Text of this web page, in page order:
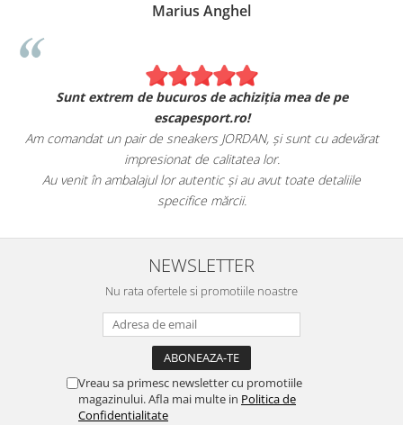
Marius Anghel
Sunt extrem de bucuros de achiziția mea de pe
escapesport.ro!
Am comandat un pair de sneakers JORDAN, și sunt cu adevărat
impresionat de calitatea lor.
Au venit în ambalajul lor autentic și au avut toate detaliile
specifice mărcii.
NEWSLETTER
Nu rata ofertele si promotiile noastre
Vreau sa primesc newsletter cu promotiile
magazinului. Afla mai multe in Politica de
Confidentialitate